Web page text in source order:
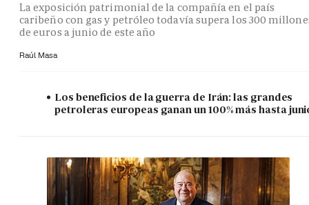
La exposición patrimonial de la compañía en el país
caribeño con gas y petróleo todavía supera los 300
de euros a junio de este año
Raúl Masa
Los beneficios de la guerra de Irán: las grandes
petroleras europeas ganan un 100% más hasta